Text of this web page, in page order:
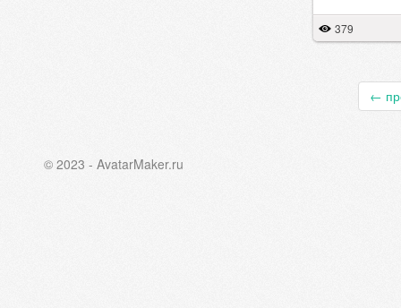
379
←
© 2023 - AvatarMaker.ru